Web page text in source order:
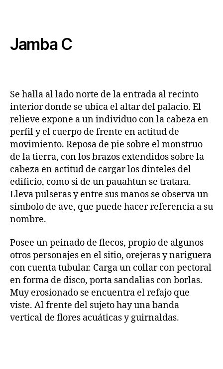
Jamba C
Se halla al lado norte de la entrada al recinto
interior donde se ubica el altar del palacio. El
relieve expone a un individuo con la cabeza en
perfil y el cuerpo de frente en actitud de
movimiento. Reposa de pie sobre el monstruo
de la tierra, con los brazos extendidos sobre la
cabeza en actitud de cargar los dinteles del
edificio, como si de un pauahtun se tratara.
Lleva pulseras y entre sus manos se observa un
símbolo de ave, que puede hacer referencia a su
nombre.
Posee un peinado de flecos, propio de algunos
otros personajes en el sitio, orejeras y nariguera
con cuenta tubular. Carga un collar con pectoral
en forma de disco, porta sandalias con borlas.
Muy erosionado se encuentra el refajo que
viste. Al frente del sujeto hay una banda
vertical de flores acuáticas y guirnaldas.